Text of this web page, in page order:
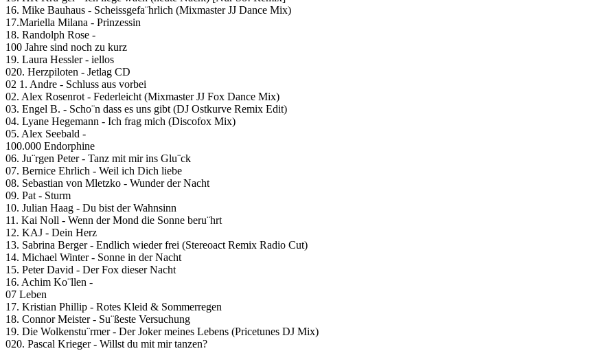
16. Mike Bauhaus - Scheissgefa¨hrlich (Mixmaster JJ Dance Mix)
17.Mariella Milana - Prinzessin
18. Randolph Rose -
100 Jahre sind noch zu kurz
19. Laura Hessler - iellos
020. Herzpiloten - Jetlag CD
02 1. Andre - Schluss aus vorbei
02. Alex Rosenrot - Federleicht (Mixmaster JJ Fox Dance Mix)
03. Engel B. - Scho¨n dass es uns gibt (DJ Ostkurve Remix Edit)
04. Lyane Hegemann - Ich frag mich (Discofox Mix)
05. Alex Seebald -
100.000 Endorphine
06. Ju¨rgen Peter - Tanz mit mir ins Glu¨ck
07. Bernice Ehrlich - Weil ich Dich liebe
08. Sebastian von Mletzko - Wunder der Nacht
09. Pat - Sturm
10. Julian Haag - Du bist der Wahnsinn
11. Kai Noll - Wenn der Mond die Sonne beru¨hrt
12. KAJ - Dein Herz
13. Sabrina Berger - Endlich wieder frei (Stereoact Remix Radio Cut)
14. Michael Winter - Sonne in der Nacht
15. Peter David - Der Fox dieser Nacht
16. Achim Ko¨llen -
07 Leben
17. Kristian Phillip - Rotes Kleid & Sommerregen
18. Connor Meister - Su¨ßeste Versuchung
19. Die Wolkenstu¨rmer - Der Joker meines Lebens (Pricetunes DJ Mix)
020. Pascal Krieger - Willst du mit mir tanzen?